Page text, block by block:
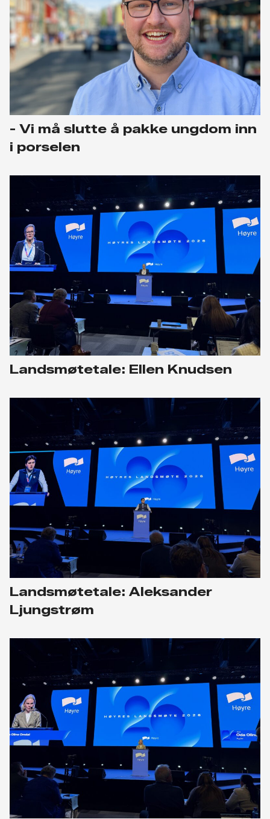
- Vi må slutte å pakke ungdom inn
i porselen
Landsmøtetale: Ellen Knudsen
Landsmøtetale: Aleksander
Ljungstrøm